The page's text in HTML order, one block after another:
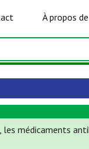
À propos
les médicaments